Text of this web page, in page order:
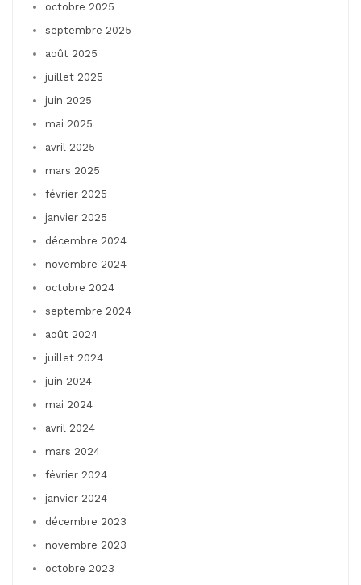
octobre 2025
septembre 2025
août 2025
juillet 2025
juin 2025
mai 2025
avril 2025
mars 2025
février 2025
janvier 2025
décembre 2024
novembre 2024
octobre 2024
septembre 2024
août 2024
juillet 2024
juin 2024
mai 2024
avril 2024
mars 2024
février 2024
janvier 2024
décembre 2023
novembre 2023
octobre 2023